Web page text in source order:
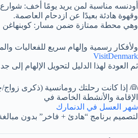
أودنسه مناسبة لمن يريد يومًا أخف:
وقهوة هادئة بعيدًا عن ازدحام العاصمة.
وهي محطة ممتازة ضمن مسار:
ولأفكار رسمية وإلهام سريع للفعاليات
VisitDenmark
ثم العودة لهذا الدليل لتحويل الإلهام إلى
👰 إذا كانت رحلتك رومانسية (ذكرى
الإقامة والأنشطة الخاصة في
شهر العسل في الدنمارك
لتصميم برنامج “هادئ + فاخر” بدون